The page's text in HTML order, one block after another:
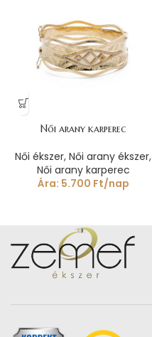
Női arany karperec
Női ékszer, Női arany ékszer,
Női arany karperec
Ára: 5.700 Ft/nap